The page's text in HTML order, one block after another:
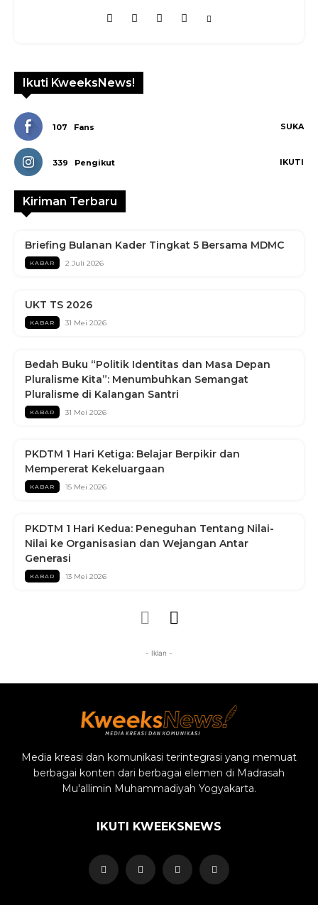
Ikuti KweeksNews!
107 Fans SUKA
339 Pengikut IKUTI
Kiriman Terbaru
Briefing Bulanan Kader Tingkat 5 Bersama MDMC
KABAR 2 Juli 2026
UKT TS 2026
KABAR 31 Mei 2026
Bedah Buku “Politik Identitas dan Masa Depan
Pluralisme Kita”: Menumbuhkan Semangat
Pluralisme di Kalangan Santri
KABAR 31 Mei 2026
PKDTM 1 Hari Ketiga: Belajar Berpikir dan
Mempererat Kekeluargaan
KABAR 15 Mei 2026
PKDTM 1 Hari Kedua: Peneguhan Tentang Nilai-
Nilai ke Organisasian dan Wejangan Antar
Generasi
KABAR 13 Mei 2026
- Iklan -
Media kreasi dan komunikasi terintegrasi yang memuat
berbagai konten dari berbagai elemen di Madrasah
Mu'allimin Muhammadiyah Yogyakarta.
IKUTI KWEEKSNEWS